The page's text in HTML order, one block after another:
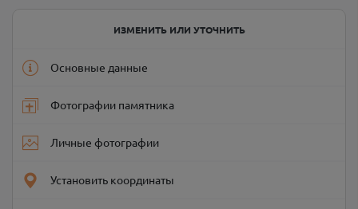
ИЗМЕНИТЬ ИЛИ УТОЧНИТЬ
Основные данные
Фотографии памятника
Личные фотографии
Установить координаты